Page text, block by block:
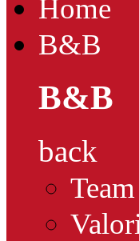
Home
B&B
B&B
back
Team